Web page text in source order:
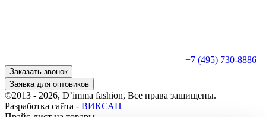
+7 (495) 730-8886
Заказать звонок
Заявка для оптовиков
©2013 - 2026, D’imma fashion, Все права защищены.
Разработка сайта - ВИКСАН